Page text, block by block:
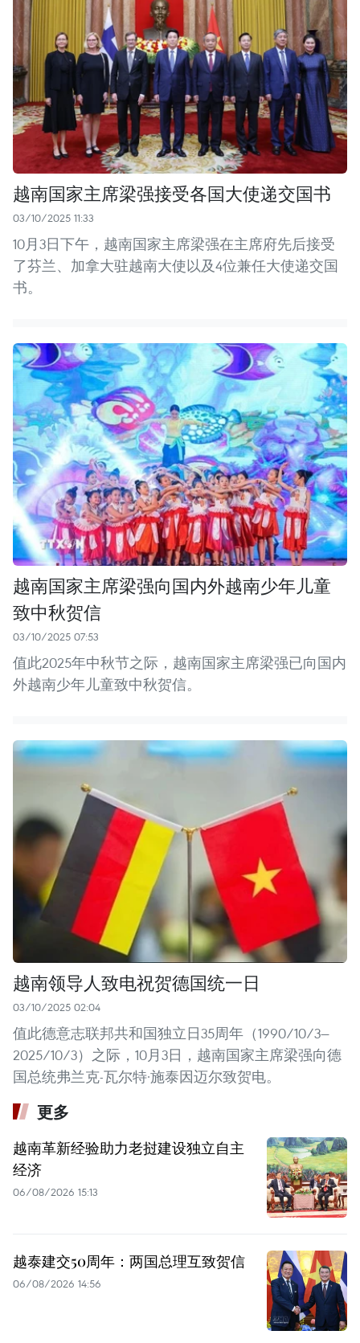
越南国家主席梁强接受各国大使递交国书
03/10/2025 11:33
10月3日下午，越南国家主席梁强在主席府先后接受
了芬兰、加拿大驻越南大使以及4位兼任大使递交国
书。
越南国家主席梁强向国内外越南少年儿童
致中秋贺信
03/10/2025 07:53
值此2025年中秋节之际，越南国家主席梁强已向国内
外越南少年儿童致中秋贺信。
越南领导人致电祝贺德国统一日
03/10/2025 02:04
值此德意志联邦共和国独立日35周年（1990/10/3—
2025/10/3）之际，10月3日，越南国家主席梁强向德
国总统弗兰克-瓦尔特·施泰因迈尔致贺电。
更多
越南革新经验助力老挝建设独立自主
经济
06/08/2026 15:13
越泰建交50周年：两国总理互致贺信
06/08/2026 14:56